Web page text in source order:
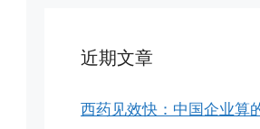
近期文章
西药见效快：中国企业算